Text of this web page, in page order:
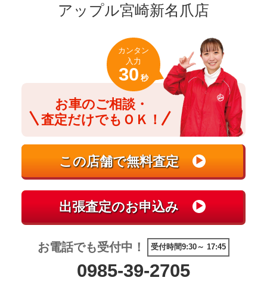
アップル宮崎新名爪店
お車のご相談・
査定だけでもＯＫ！
カンタン
入力
30 秒
お電話でも受付中！ 受付時間9:30～ 17:45
0985-39-2705